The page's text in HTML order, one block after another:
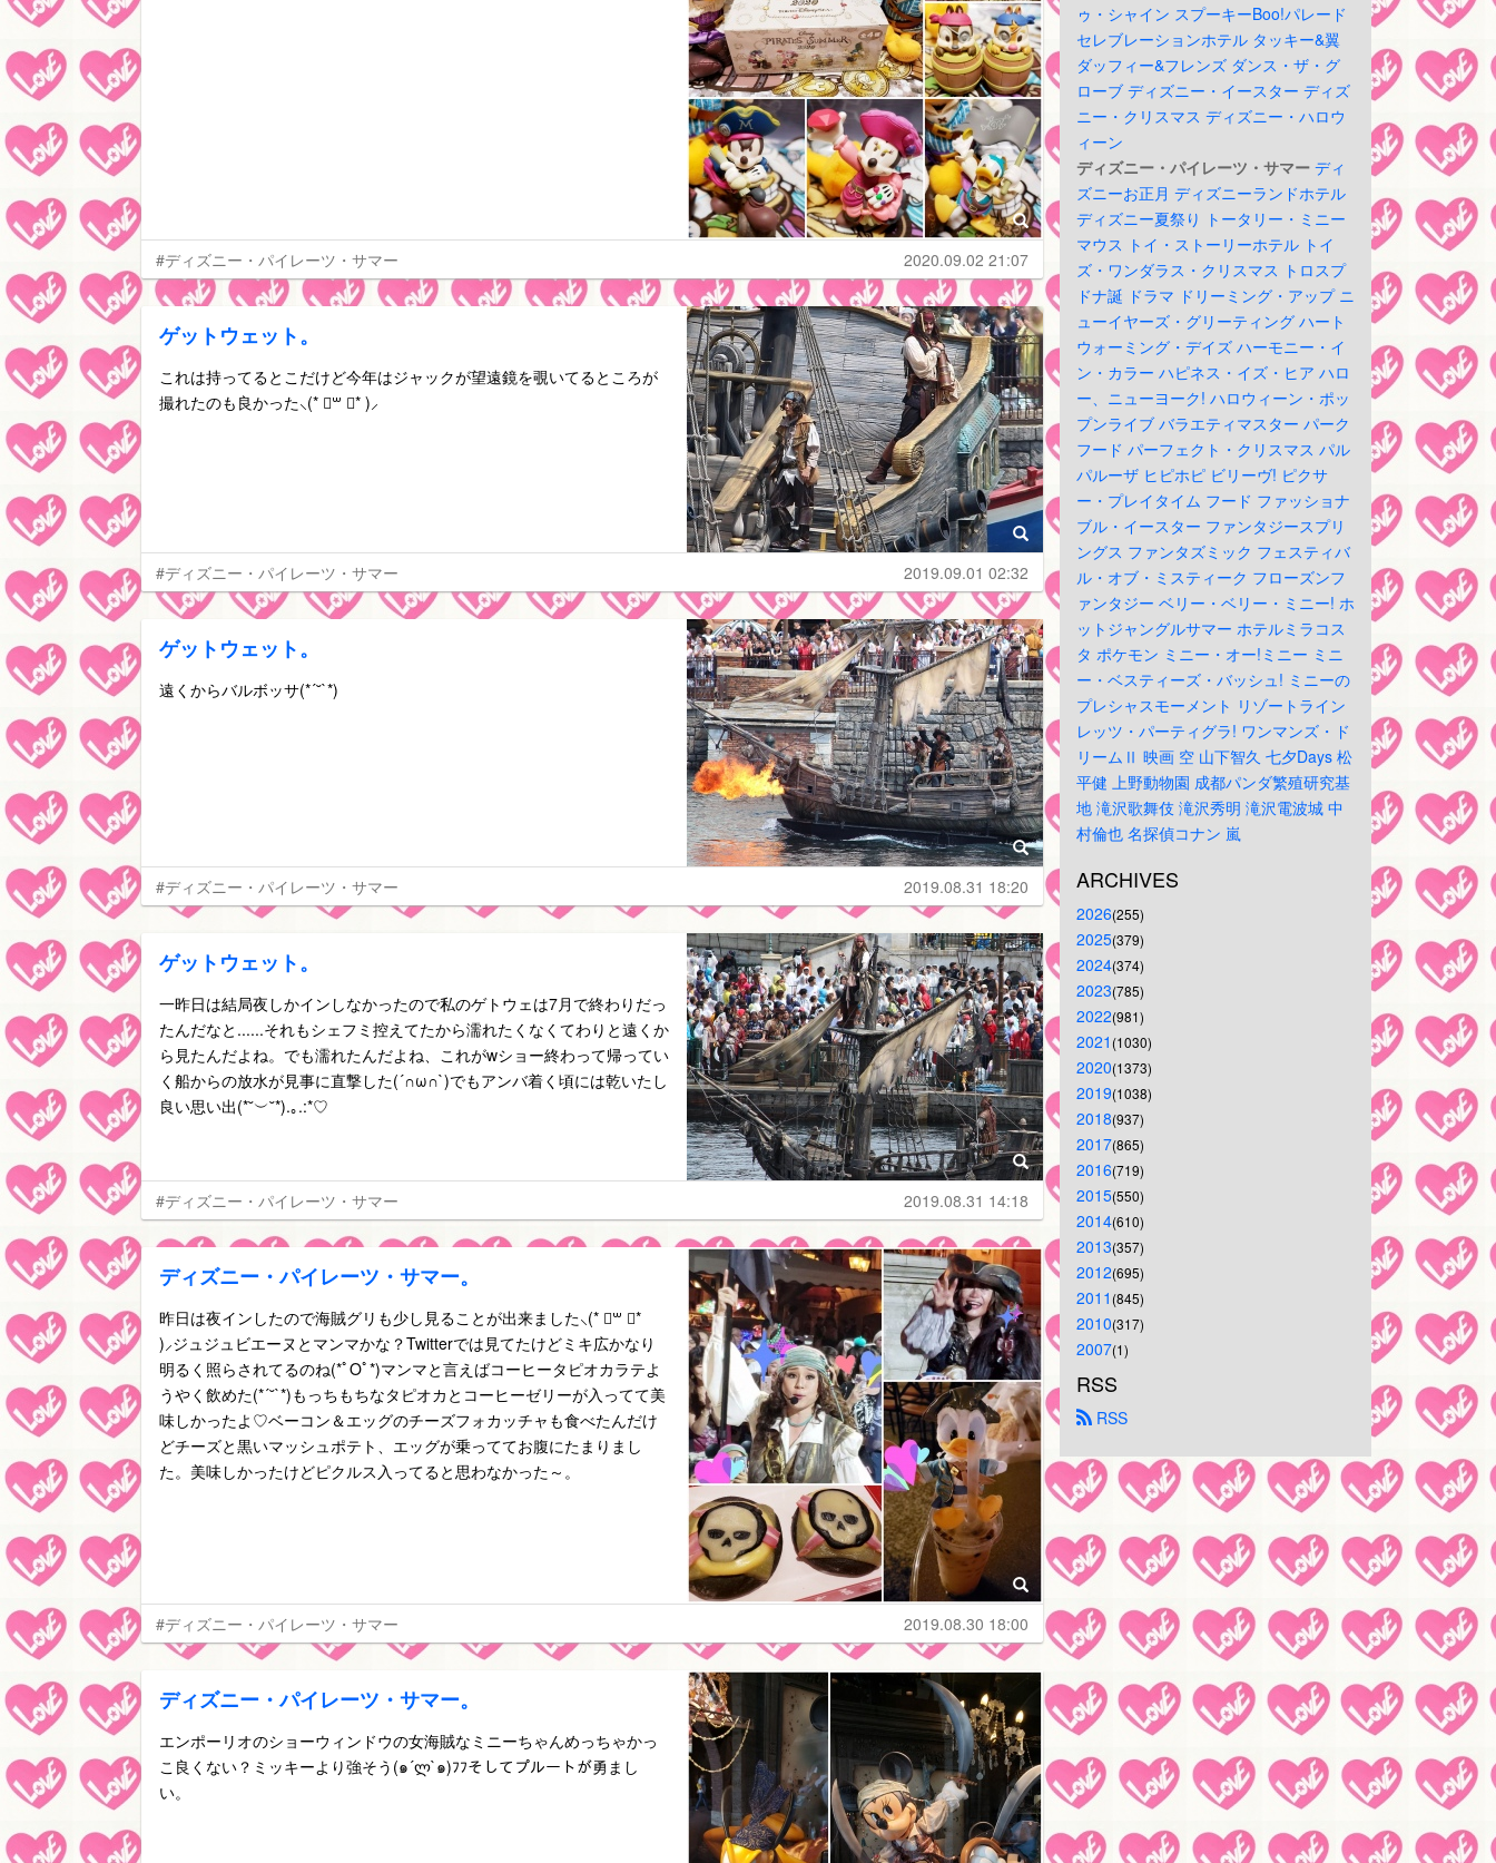
#ディズニー・パイレーツ・サマー 2020.09.02 21:07
ゲットウェット。
これは持ってるとこだけど今年はジャックが望遠鏡を覗いてるところが
撮れたのも良かった⸜(* ॑꒳ ॑* )⸝
#ディズニー・パイレーツ・サマー 2019.09.01 02:32
ゲットウェット。
遠くからバルボッサ(*´˘`*)
#ディズニー・パイレーツ・サマー 2019.08.31 18:20
ゲットウェット。
一昨日は結局夜しかインしなかったので私のゲトウェは7月で終わりだっ
たんだなと......それもシェフミ控えてたから濡れたくなくてわりと遠くか
ら見たんだよね。でも濡れたんだよね、これがwショー終わって帰ってい
く船からの放水が見事に直撃した(´∩ω∩`)でもアンバ着く頃には乾いたし
良い思い出(*˘︶˘*).｡.:*♡
#ディズニー・パイレーツ・サマー 2019.08.31 14:18
ディズニー・パイレーツ・サマー。
昨日は夜インしたので海賊グリも少し見ることが出来ました⸜(* ॑꒳ ॑*
)⸝ジュジュビエーヌとマンマかな？Twitterでは見てたけどミキ広かなり
明るく照らされてるのね(*ﾟOﾟ*)マンマと言えばコーヒータピオカラテよ
うやく飲めた(*´˘`*)もっちもちなタピオカとコーヒーゼリーが入ってて美
味しかったよ♡ベーコン＆エッグのチーズフォカッチャも食べたんだけ
どチーズと黒いマッシュポテト、エッグが乗っててお腹にたまりまし
た。美味しかったけどピクルス入ってると思わなかった～。
#ディズニー・パイレーツ・サマー 2019.08.30 18:00
ディズニー・パイレーツ・サマー。
エンポーリオのショーウィンドウの女海賊なミニーちゃんめっちゃかっ
こ良くない？ミッキーより強そう(๑´ლ`๑)ﾌﾌそしてプルートが勇まし
い。
ゥ・シャイン スプーキーBoo!パレード
セレブレーションホテル タッキー&翼
ダッフィー&フレンズ ダンス・ザ・グ
ローブ ディズニー・イースター ディズ
ニー・クリスマス ディズニー・ハロウ
ィーン
ディズニー・パイレーツ・サマー ディ
ズニーお正月 ディズニーランドホテル
ディズニー夏祭り トータリー・ミニー
マウス トイ・ストーリーホテル トイ
ズ・ワンダラス・クリスマス トロスプ
ドナ誕 ドラマ ドリーミング・アップ ニ
ューイヤーズ・グリーティング ハート
ウォーミング・デイズ ハーモニー・イ
ン・カラー ハピネス・イズ・ヒア ハロ
ー、ニューヨーク! ハロウィーン・ポッ
プンライブ バラエティマスター パーク
フード パーフェクト・クリスマス パル
パルーザ ヒピホピ ビリーヴ! ピクサ
ー・プレイタイム フード ファッショナ
ブル・イースター ファンタジースプリ
ングス ファンタズミック フェスティバ
ル・オブ・ミスティーク フローズンフ
ァンタジー ベリー・ベリー・ミニー! ホ
ットジャングルサマー ホテルミラコス
タ ポケモン ミニー・オー!ミニー ミニ
ー・ベスティーズ・バッシュ! ミニーの
プレシャスモーメント リゾートライン
レッツ・パーティグラ! ワンマンズ・ド
リームⅡ 映画 空 山下智久 七夕Days 松
平健 上野動物園 成都パンダ繁殖研究基
地 滝沢歌舞伎 滝沢秀明 滝沢電波城 中
村倫也 名探偵コナン 嵐
ARCHIVES
2026(255)
2025(379)
2024(374)
2023(785)
2022(981)
2021 (1030)
2020(1373)
2019(1038)
2018(937)
2017(865)
2016(719)
2015(550)
2014(610)
2013(357)
2012(695)
2011 (845)
2010(317)
2007(1)
RSS
RSS